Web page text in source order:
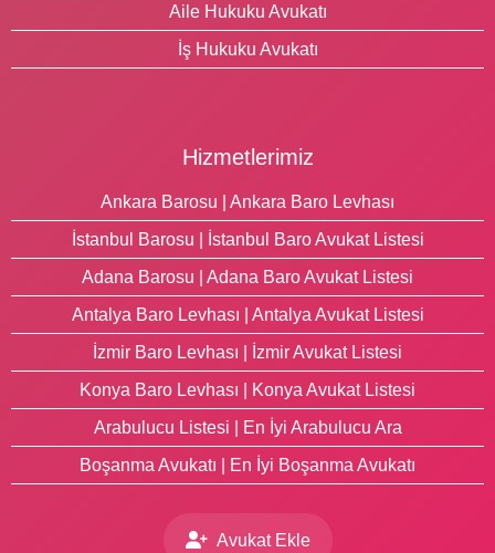
Aile Hukuku Avukatı
İş Hukuku Avukatı
Hizmetlerimiz
Ankara Barosu | Ankara Baro Levhası
İstanbul Barosu | İstanbul Baro Avukat Listesi
Adana Barosu | Adana Baro Avukat Listesi
Antalya Baro Levhası | Antalya Avukat Listesi
İzmir Baro Levhası | İzmir Avukat Listesi
Konya Baro Levhası | Konya Avukat Listesi
Arabulucu Listesi | En İyi Arabulucu Ara
Boşanma Avukatı | En İyi Boşanma Avukatı
Avukat Ekle